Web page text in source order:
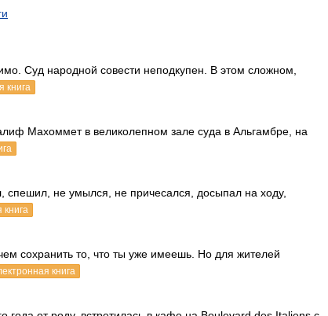
Суд народной совести неподкупен. В этом сложном,
книга
Махоммет в великолепном зале суда в Альгамбре, на
спешил, не умылся, не причесался, досыпал на ходу,
книга
сохранить то, что ты уже имеешь. Но для жителей
книга